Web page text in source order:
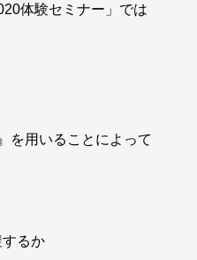
体験セミナー」では
を用いることによって
るか